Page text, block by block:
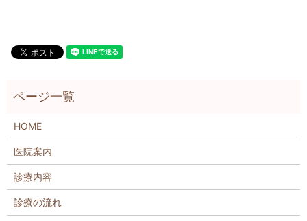
HOME
医院案内
診療内容
診療の流れ